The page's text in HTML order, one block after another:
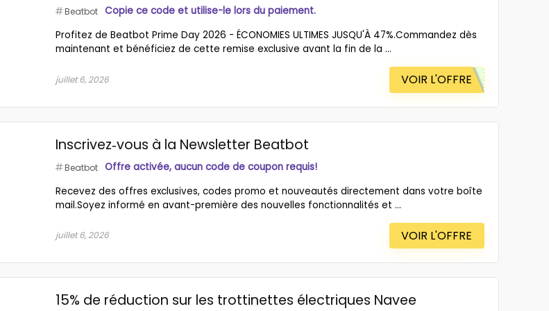
Beatbot Copie ce code et utilise-le lors du paiement.
Profitez de Beatbot Prime Day 2026 - ÉCONOMIES ULTIMES JUSQU'À 47%.Commandez dès
maintenant et bénéficiez de cette remise exclusive avant la fin de la ...
juillet 6, 2026 VOIR L'OFFRE
Inscrivez‑vous à la Newsletter Beatbot
Beatbot Offre activée, aucun code de coupon requis!
Recevez des offres exclusives, codes promo et nouveautés directement dans votre boîte
mail.Soyez informé en avant-première des nouvelles fonctionnalités et ...
juillet 6, 2026 VOIR L'OFFRE
15% de réduction sur les trottinettes électriques Navee